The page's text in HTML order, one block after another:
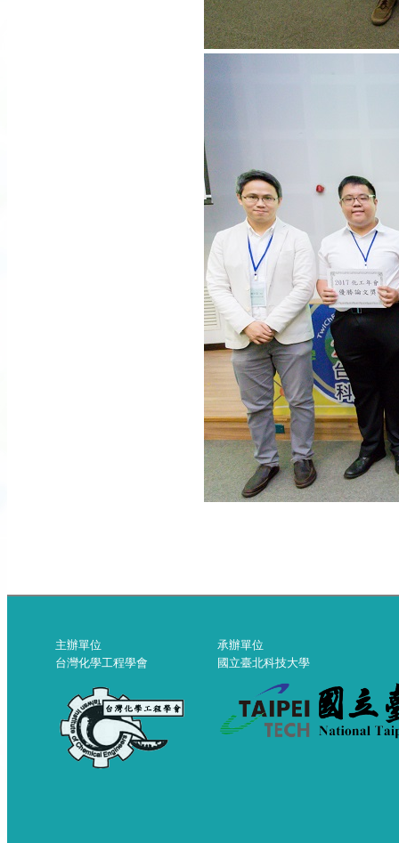
主辦單位
台灣化學工程學會
承辦單位
國立臺北科技大學